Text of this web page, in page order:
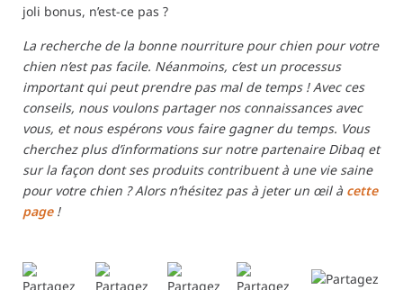
joli bonus, n’est-ce pas ?
La recherche de la bonne nourriture pour chien pour votre
chien n’est pas facile. Néanmoins, c’est un processus
important qui peut prendre pas mal de temps ! Avec ces
conseils, nous voulons partager nos connaissances avec
vous, et nous espérons vous faire gagner du temps. Vous
cherchez plus d’informations sur notre partenaire Dibaq et
sur la façon dont ses produits contribuent à une vie saine
pour votre chien ? Alors n’hésitez pas à jeter un œil à cette
page!